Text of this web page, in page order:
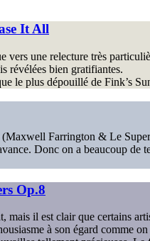
It All
vers une relecture très
révélées bien gratifiantes.
le plus dépouillé de Fink’s
(Maxwell Farrington & Le
Donc on a beaucoup de
Op.8
mais il est clair que certains
à son égard comme